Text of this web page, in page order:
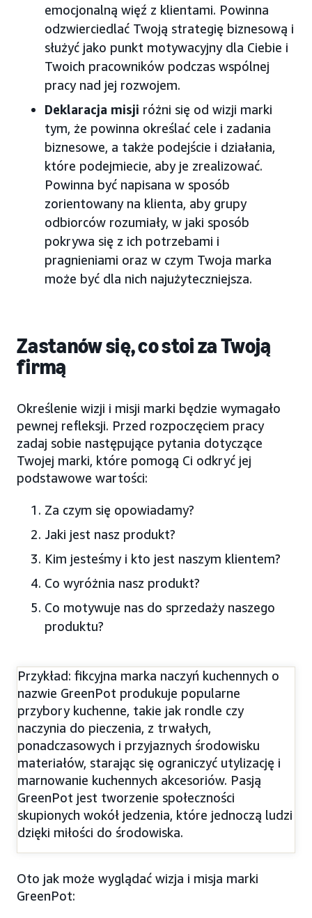
emocjonalną więź z klientami. Powinna
odzwierciedlać Twoją strategię biznesową i
służyć jako punkt motywacyjny dla Ciebie i
Twoich pracowników podczas wspólnej
pracy nad jej rozwojem.
Deklaracja misji różni się od wizji marki
tym, że powinna określać cele i zadania
biznesowe, a także podejście i działania,
które podejmiecie, aby je zrealizować.
Powinna być napisana w sposób
zorientowany na klienta, aby grupy
odbiorców rozumiały, w jaki sposób
pokrywa się z ich potrzebami i
pragnieniami oraz w czym Twoja marka
może być dla nich najużyteczniejsza.
Zastanów się, co stoi za Twoją
firmą
Określenie wizji i misji marki będzie wymagało
pewnej refleksji. Przed rozpoczęciem pracy
zadaj sobie następujące pytania dotyczące
Twojej marki, które pomogą Ci odkryć jej
podstawowe wartości:
Za czym się opowiadamy?
Jaki jest nasz produkt?
Kim jesteśmy i kto jest naszym klientem?
Co wyróżnia nasz produkt?
Co motywuje nas do sprzedaży naszego
produktu?
Przykład: fikcyjna marka naczyń kuchennych o
nazwie GreenPot produkuje popularne
przybory kuchenne, takie jak rondle czy
naczynia do pieczenia, z trwałych,
ponadczasowych i przyjaznych środowisku
materiałów, starając się ograniczyć utylizację i
marnowanie kuchennych akcesoriów. Pasją
GreenPot jest tworzenie społeczności
skupionych wokół jedzenia, które jednoczą ludzi
dzięki miłości do środowiska.
Oto jak może wyglądać wizja i misja marki
GreenPot: